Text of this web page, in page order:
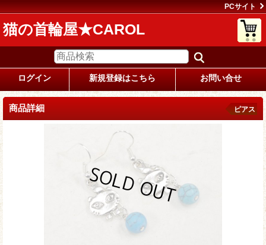
PCサイト
猫の首輪屋★CAROL
ログイン 新規登録はこちら お問い合せ
商品詳細 ピアス